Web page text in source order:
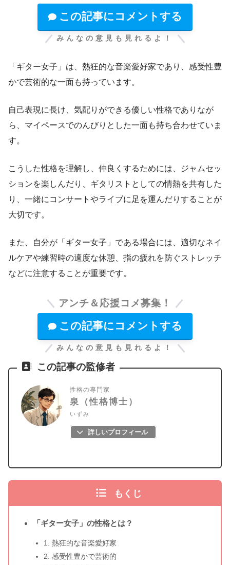
この記事にコメントする
みんなの意見も見れるよ！
「ギター女子」は、熱狂的な音楽愛好家であり、感受性豊
かで芸術的な一面も持っています。
自己表現に長け、気配りができる優しい性格でありなが
ら、マイペースでのんびりとした一面も持ち合わせていま
す。
こうした性格を理解し、仲良くするためには、ジャムセッ
ションを楽しんだり、ギタリストとしての情熱を共有した
り、一緒にコンサートやライブに足を運んだりすることが
大切です。
また、自分が「ギター女子」である場合には、適切なネイ
ルケアや練習時の適度な休憩、指の疲れを防ぐストレッチ
などに注意することが重要です。
アンチ＆応援コメ募集！
この記事にコメントする
みんなの意見も見れるよ！
この記事の監修者
性格の専門家
泉（性格博士）
いずみ
詳しいプロフィール
もくじ
「ギター女子」の性格とは？
1. 熱狂的な音楽愛好家
2. 感受性豊かで芸術的